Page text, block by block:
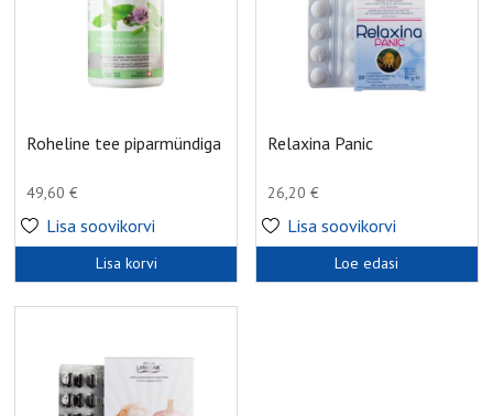
Roheline tee piparmündiga
49,60€
Lisa soovikorvi
Lisa korvi
Relaxina Panic
26,20€
Lisa soovikorvi
Loe edasi